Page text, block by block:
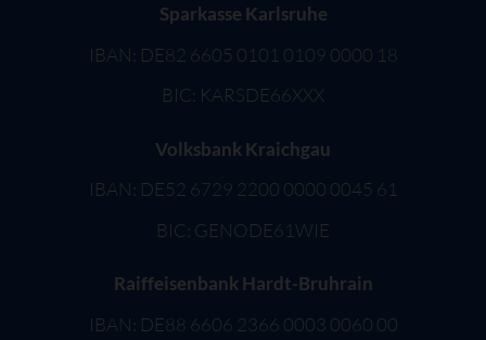
Sparkasse Karlsruhe
IBAN: DE82 6605 0101 0109 0000 18
BIC: KARSDE66XXX
Volksbank Kraichgau
IBAN: DE52 6729 2200 0000 0045 61
BIC: GENODE61WIE
Raiffeisenbank Hardt-Bruhrain
IBAN: DE88 6606 2366 0003 0060 00